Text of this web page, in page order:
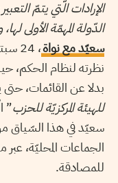
الإرادات الّتي يتمّ
الدّولة المهمّة الأولى
سعيّد مع نواة
نظرته لنظام الحكم،
بدلا عن القائمات،
للهيئة المركزيّة للحزب”
سعيّد في هذا السّياق
الجماعات المحليّة، عبر
للمصادقة.